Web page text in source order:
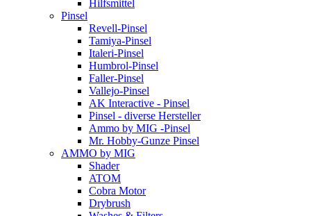
Hilfsmittel
Pinsel
Revell-Pinsel
Tamiya-Pinsel
Italeri-Pinsel
Humbrol-Pinsel
Faller-Pinsel
Vallejo-Pinsel
AK Interactive - Pinsel
Pinsel - diverse Hersteller
Ammo by MIG -Pinsel
Mr. Hobby-Gunze Pinsel
AMMO by MIG
Shader
ATOM
Cobra Motor
Drybrush